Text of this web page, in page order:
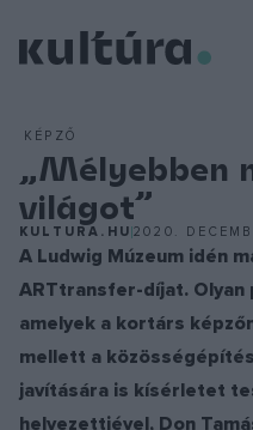
KÉPZŐ
„Mélyebben
világot”
KULTURA.HU 2020.
A Ludwig Múzeum idén
ARTtransfer-díjat. Olyan
amelyek a kortárs
mellett a
javítására is kísérletet
helyezettjével, Don